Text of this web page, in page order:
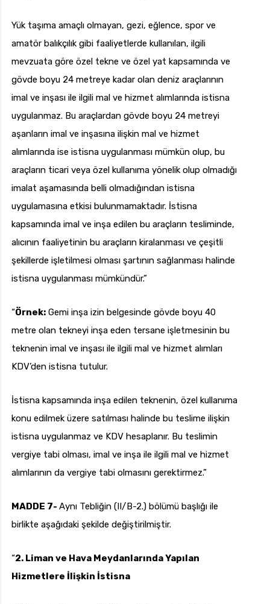
Yük taşıma amaçlı olmayan, gezi, eğlence, spor ve
amatör balıkçılık gibi faaliyetlerde kullanılan, ilgili
mevzuata göre özel tekne ve özel yat kapsamında ve
gövde boyu 24 metreye kadar olan deniz araçlarının
imal ve inşası ile ilgili mal ve hizmet alımlarında istisna
uygulanmaz. Bu araçlardan gövde boyu 24 metreyi
aşanların imal ve inşasına ilişkin mal ve hizmet
alımlarında ise istisna uygulanması mümkün olup, bu
araçların ticari veya özel kullanıma yönelik olup olmadığı
imalat aşamasında belli olmadığından istisna
uygulamasına etkisi bulunmamaktadır. İstisna
kapsamında imal ve inşa edilen bu araçların tesliminde,
alıcının faaliyetinin bu araçların kiralanması ve çeşitli
şekillerde işletilmesi olması şartının sağlanması halinde
istisna uygulanması mümkündür.”
“Örnek: Gemi inşa izin belgesinde gövde boyu 40
metre olan tekneyi inşa eden tersane işletmesinin bu
teknenin imal ve inşası ile ilgili mal ve hizmet alımları
KDV’den istisna tutulur.
İstisna kapsamında inşa edilen teknenin, özel kullanıma
konu edilmek üzere satılması halinde bu teslime ilişkin
istisna uygulanmaz ve KDV hesaplanır. Bu teslimin
vergiye tabi olması, imal ve inşa ile ilgili mal ve hizmet
alımlarının da vergiye tabi olmasını gerektirmez.”
MADDE 7- Aynı Tebliğin (II/B-2.) bölümü başlığı ile
birlikte aşağıdaki şekilde değiştirilmiştir.
“2. Liman ve Hava Meydanlarında Yapılan
Hizmetlere İlişkin İstisna